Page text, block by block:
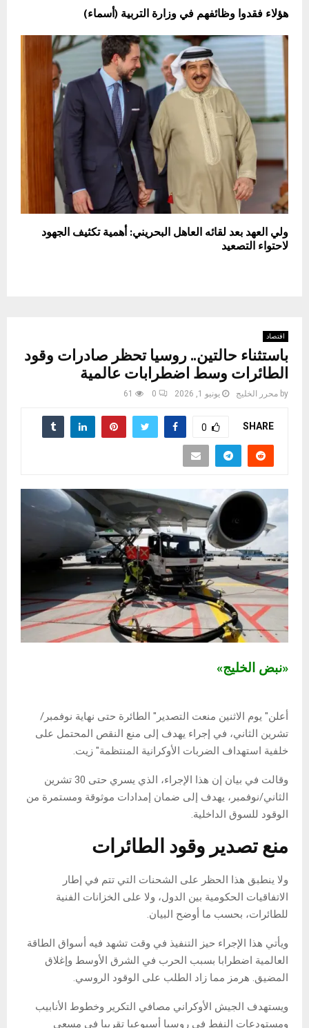
هؤلاء فقدوا وظائفهم في وزارة التربية (أسماء)
ولي العهد بعد لقائه العاهل البحريني: أهمية تكثيف الجهود
لاحتواء التصعيد
اقتصاد
باستثناء حالتين.. روسيا تحظر صادرات وقود
الطائرات وسط اضطرابات عالمية
by محرر الخليج يونيو 1, 2026 0
61
SHARE
0
«نبض الخليج»
أعلن" يوم الاثنين منعت التصدير" الطائرة حتى نهاية نوفمبر/
تشرين الثاني، في إجراء يهدف إلى منع النقص المحتمل على
خلفية استهداف الضربات الأوكرانية المنتظمة" زيت.
وقالت في بيان إن هذا الإجراء، الذي يسري حتى 30 تشرين
الثاني/نوفمبر، يهدف إلى ضمان إمدادات موثوقة ومستمرة من
الوقود للسوق الداخلية.
منع تصدير وقود الطائرات
ولا ينطبق هذا الحظر على الشحنات التي تتم في إطار
الاتفاقيات الحكومية بين الدول، ولا على الخزانات الفنية
للطائرات، بحسب ما أوضح البيان.
ويأتي هذا الإجراء حيز التنفيذ في وقت تشهد فيه أسواق الطاقة
العالمية اضطرابا بسبب الحرب في الشرق الأوسط وإغلاق
المضيق. هرمز مما زاد الطلب على الوقود الروسي.
ويستهدف الجيش الأوكراني مصافي التكرير وخطوط الأنابيب
ومستودعات النفط في روسيا أسبوعيا تقريبا في مسعى